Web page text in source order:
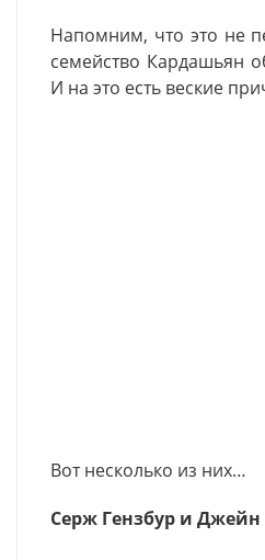
Напомним, что это не
семейство Кардашьян
И на это есть веские
Вот несколько из них…
Серж Гензбур и Джейн